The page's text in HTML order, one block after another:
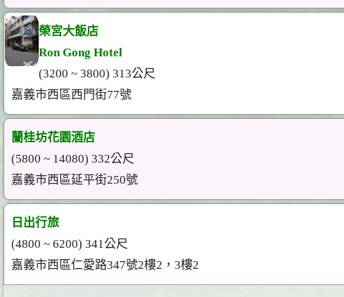
榮宮大飯店
Ron Gong Hotel
(3200 ~ 3800) 313公尺
嘉義市西區西門街77號
蘭桂坊花園酒店
(5800 ~ 14080) 332公尺
嘉義市西區延平街250號
日出行旅
(4800 ~ 6200) 341公尺
嘉義市西區仁愛路347號2樓2，3樓2